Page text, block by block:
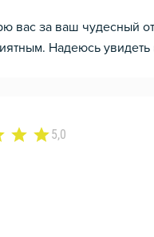
вас за ваш чудесный
Надеюсь увидеть
5,0